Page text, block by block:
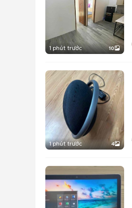
1 phút trước 10
1 phút trước 4